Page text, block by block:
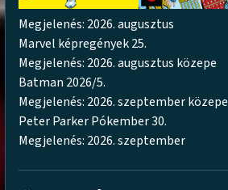
Megjelenés: 2026. augusztus
Marvel képregények 25.
Megjelenés: 2026. augusztus közepe
Batman 2026/5.
Megjelenés: 2026. szeptember közepe
Peter Parker Pókember 30.
Megjelenés: 2026. szeptember